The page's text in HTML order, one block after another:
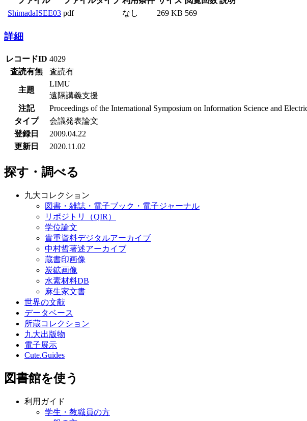
ShimadaISEE03 pdf なし 269 KB 569
詳細
レコードID 4029
査読有無
査読有
主題
LIMU
遠隔講義支援
注記
Proceedings of the International Symposium on Information Science and
タイプ
会議発表論文
登録日
2009.04.22
更新日
2020.11.02
探す・調べる
九大コレクション
図書・雑誌・電子ブック・電子ジャーナル
リポジトリ（QIR）
学位論文
貴重資料デジタルアーカイブ
中村哲著述アーカイブ
蔵書印画像
炭鉱画像
水素材料DB
麻生家文書
世界の文献
データベース
所蔵コレクション
九大出版物
電子展示
Cute.Guides
図書館を使う
利用ガイド
学生・教職員の方